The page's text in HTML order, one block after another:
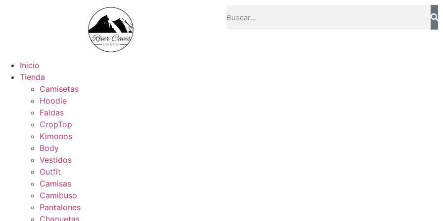
Inicio
Tienda
Camisetas
Hoodie
Faldas
CropTop
Kimonos
Body
Vestidos
Outfit
Camisas
Camibuso
Pantalones
Chaquetas